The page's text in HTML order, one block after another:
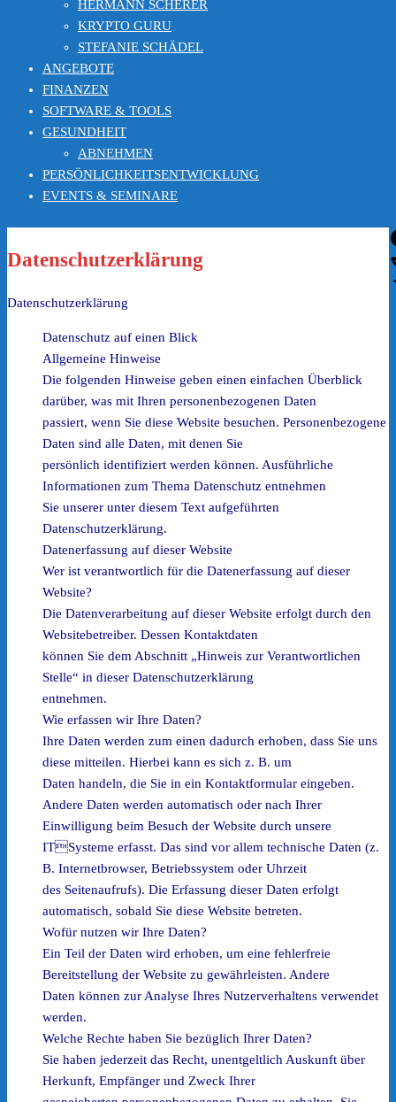
HERMANN SCHERER
KRYPTO GURU
STEFANIE SCHÄDEL
ANGEBOTE
FINANZEN
SOFTWARE & TOOLS
GESUNDHEIT
ABNEHMEN
PERSÖNLICHKEITSENTWICKLUNG
EVENTS & SEMINARE
Datenschutzerklärung
Datenschutzerklärung
Datenschutz auf einen Blick
Allgemeine Hinweise
Die folgenden Hinweise geben einen einfachen Überblick
darüber, was mit Ihren personenbezogenen Daten
passiert, wenn Sie diese Website besuchen. Personenbezogene
Daten sind alle Daten, mit denen Sie
persönlich identifiziert werden können. Ausführliche
Informationen zum Thema Datenschutz entnehmen
Sie unserer unter diesem Text aufgeführten
Datenschutzerklärung.
Datenerfassung auf dieser Website
Wer ist verantwortlich für die Datenerfassung auf dieser
Website?
Die Datenverarbeitung auf dieser Website erfolgt durch den
Websitebetreiber. Dessen Kontaktdaten
können Sie dem Abschnitt „Hinweis zur Verantwortlichen
Stelle“ in dieser Datenschutzerklärung
entnehmen.
Wie erfassen wir Ihre Daten?
Ihre Daten werden zum einen dadurch erhoben, dass Sie uns
diese mitteilen. Hierbei kann es sich z. B. um
Daten handeln, die Sie in ein Kontaktformular eingeben.
Andere Daten werden automatisch oder nach Ihrer
Einwilligung beim Besuch der Website durch unsere
ITSysteme erfasst. Das sind vor allem technische Daten (z.
B. Internetbrowser, Betriebssystem oder Uhrzeit
des Seitenaufrufs). Die Erfassung dieser Daten erfolgt
automatisch, sobald Sie diese Website betreten.
Wofür nutzen wir Ihre Daten?
Ein Teil der Daten wird erhoben, um eine fehlerfreie
Bereitstellung der Website zu gewährleisten. Andere
Daten können zur Analyse Ihres Nutzerverhaltens verwendet
werden.
Welche Rechte haben Sie bezüglich Ihrer Daten?
Sie haben jederzeit das Recht, unentgeltlich Auskunft über
Herkunft, Empfänger und Zweck Ihrer